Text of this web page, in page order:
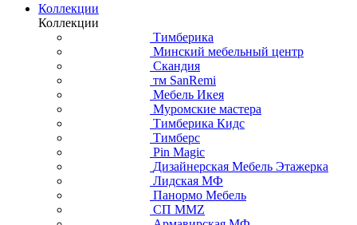
Коллекции
Коллекции
Тимберика
Минский мебельный центр
Скандия
тм SanRemi
Мебель Икея
Муромские мастера
Тимберика Кидс
Тимберс
Pin Magic
Дизайнерская Мебель Этажерка
Лидская МФ
Панормо Мебель
СП ММZ